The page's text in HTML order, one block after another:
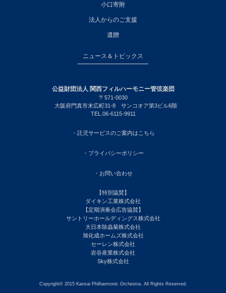
小口寄附
法人からのご支援
遺贈
ニュース＆トピックス
公益財団法人 関西フィルハーモニー管弦楽団
〒571-0030
大阪府門真市末広町31-8 サンコオア第3ビル6階
TEL.06-6115-9911
・託児サービスのご案内はこちら
・プライバシーポリシー
・お問い合わせ
【特別協賛】
ダイキン工業株式会社
【定期演奏会広告協賛】
サントリーホールディングス株式会社
大日本除蟲菊株式会社
旭化成ホームズ株式会社
セーレン株式会社
岩谷産業株式会社
Sky株式会社
Copyright© 2015 Kansai Philharmonic Orchestra. All Rights Reserved.